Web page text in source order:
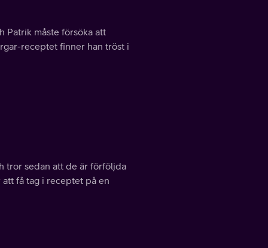
Patrik måste försöka att
receptet finner han tröst i
tror sedan att de är förföljda
att få tag i receptet på en